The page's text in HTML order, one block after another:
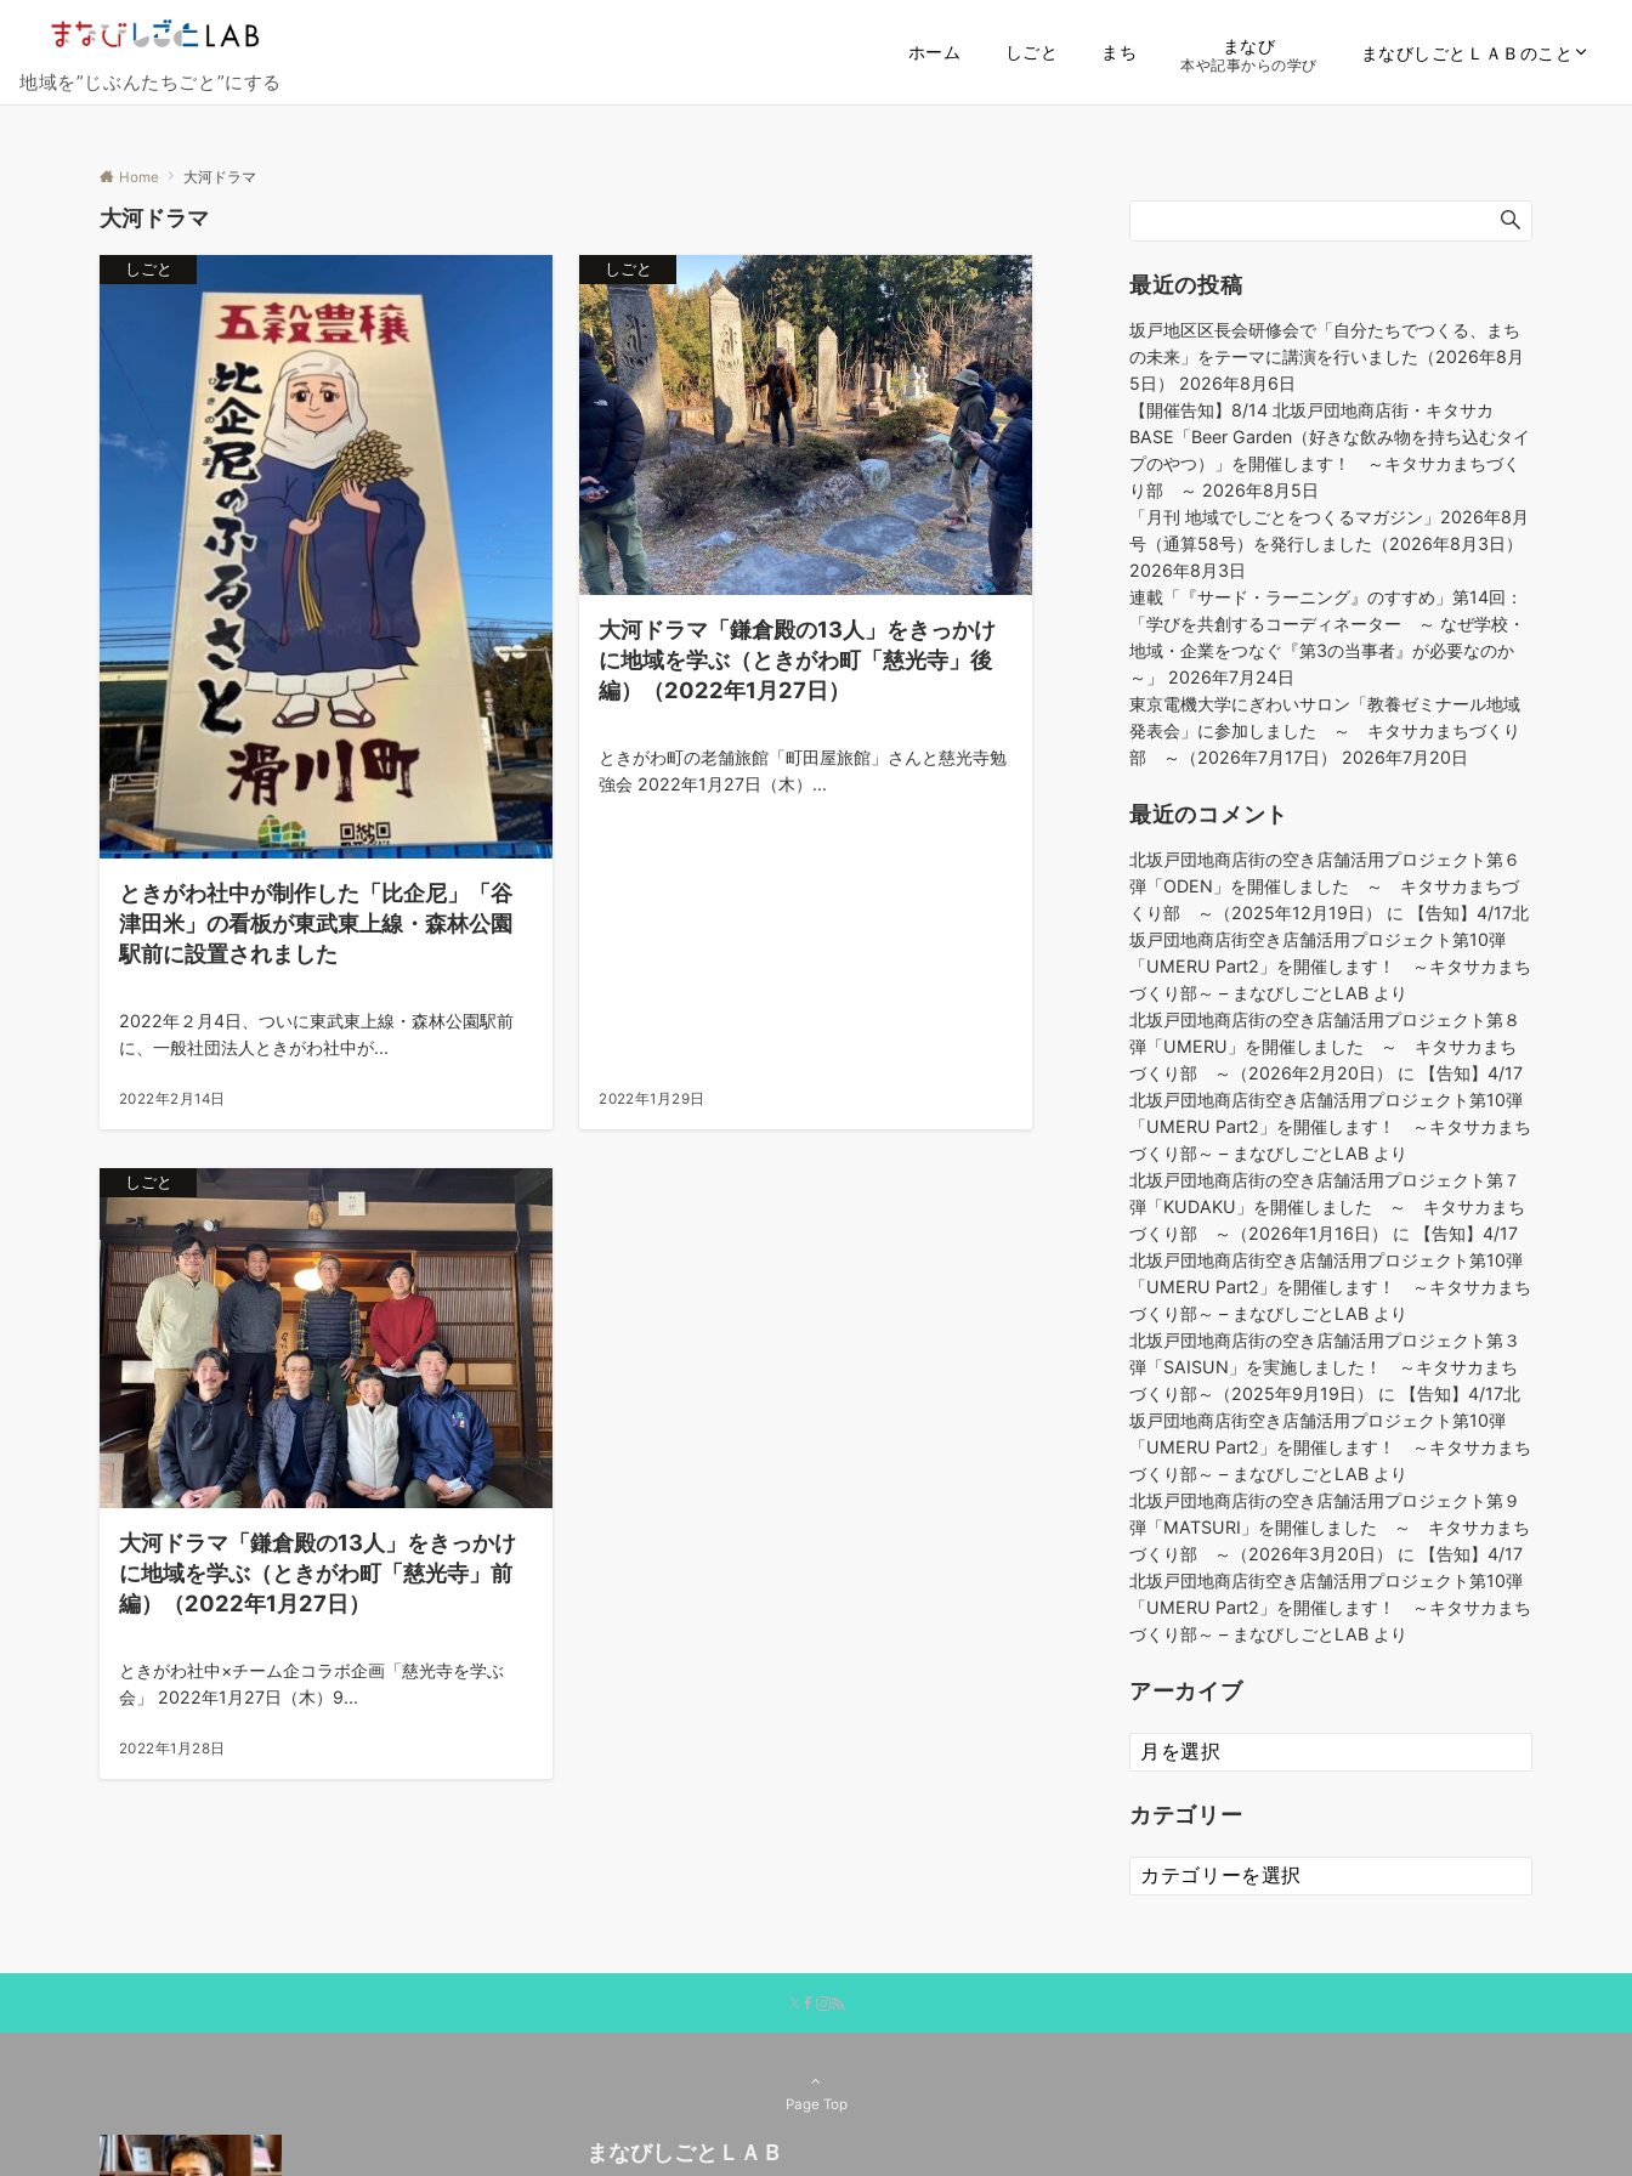
地域を”じぶんたちごと”にする
ホーム しごと まち まなび
本や記事からの学び
まなびしごとＬＡＢのこと
Home 大河ドラマ
大河ドラマ
しごと
ときがわ社中が制作した「比企尼」「谷
津田米」の看板が東武東上線・森林公園
駅前に設置されました
2022年２月4日、ついに東武東上線・森林公園駅前
に、一般社団法人ときがわ社中が...
2022年2月14日
しごと
大河ドラマ「鎌倉殿の13人」をきっかけ
に地域を学ぶ（ときがわ町「慈光寺」後
編）（2022年1月27日）
ときがわ町の老舗旅館「町田屋旅館」さんと慈光寺勉
強会 2022年1月27日（木）...
2022年1月29日
しごと
大河ドラマ「鎌倉殿の13人」をきっかけ
に地域を学ぶ（ときがわ町「慈光寺」前
編）（2022年1月27日）
ときがわ社中×チーム企コラボ企画「慈光寺を学ぶ
会」 2022年1月27日（木）9...
2022年1月28日
最近の投稿
坂戸地区区長会研修会で「自分たちでつくる、まち
の未来」をテーマに講演を行いました（2026年8月
5日）
2026年8月6日
【開催告知】8/14 北坂戸団地商店街・キタサカ
BASE「Beer Garden（好きな飲み物を持ち込むタイ
プのやつ）」を開催します！ ～キタサカまちづく
り部 ～ 2026年8月5日
「月刊 地域でしごとをつくるマガジン」2026年8月
号（通算58号）を発行しました（2026年8月3日）
2026年8月3日
連載「『サード・ラーニング』のすすめ」第14回：
「学びを共創するコーディネーター ～ なぜ学校・
地域・企業をつなぐ『第3の当事者』が必要なのか
～」
2026年7月24日
東京電機大学にぎわいサロン「教養ゼミナール地域
発表会」に参加しました ～ キタサカまちづくり
部 ～（2026年7月17日）
2026年7月20日
最近のコメント
北坂戸団地商店街の空き店舗活用プロジェクト第６
弾「ODEN」を開催しました ～ キタサカまちづ
くり部 ～（2025年12月19日）
に
【告知】4/17北
坂戸団地商店街空き店舗活用プロジェクト第10弾
「UMERU Part2」を開催します！ ～キタサカまち
づくり部～ – まなびしごとLAB より
北坂戸団地商店街の空き店舗活用プロジェクト第８
弾「UMERU」を開催しました ～ キタサカまち
づくり部 ～（2026年2月20日）
に
【告知】4/17
北坂戸団地商店街空き店舗活用プロジェクト第10弾
「UMERU Part2」を開催します！ ～キタサカまち
づくり部～ – まなびしごとLAB より
北坂戸団地商店街の空き店舗活用プロジェクト第７
弾「KUDAKU」を開催しました ～ キタサカまち
づくり部 ～（2026年1月16日）
に
【告知】4/17
北坂戸団地商店街空き店舗活用プロジェクト第10弾
「UMERU Part2」を開催します！ ～キタサカまち
づくり部～ – まなびしごとLAB より
北坂戸団地商店街の空き店舗活用プロジェクト第３
弾「SAISUN」を実施しました！ ～キタサカまち
づくり部～（2025年9月19日）
に
【告知】4/17北
坂戸団地商店街空き店舗活用プロジェクト第10弾
「UMERU Part2」を開催します！ ～キタサカまち
づくり部～ – まなびしごとLAB より
北坂戸団地商店街の空き店舗活用プロジェクト第９
弾「MATSURI」を開催しました ～ キタサカまち
づくり部 ～（2026年3月20日）
に
【告知】4/17
北坂戸団地商店街空き店舗活用プロジェクト第10弾
「UMERU Part2」を開催します！ ～キタサカまち
づくり部～ – まなびしごとLAB より
アーカイブ
ア
ー
イ
カテゴリー
カ
テ
Page Top
まなびしごとＬＡＢ